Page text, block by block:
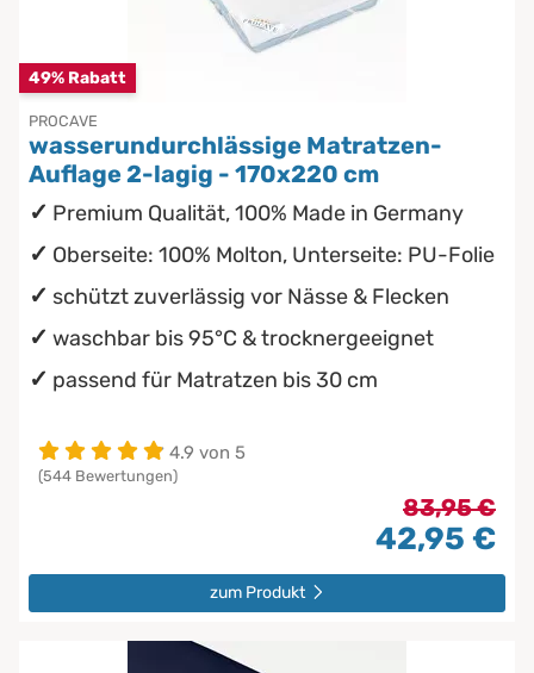
49% Rabatt
PROCAVE
wasserundurchlässige Matratzen-
Auflage 2-lagig - 170x220 cm
Premium Qualität, 100% Made in Germany
Oberseite: 100% Molton, Unterseite: PU-Folie
schützt zuverlässig vor Nässe & Flecken
waschbar bis 95°C & trocknergeeignet
passend für Matratzen bis 30 cm
4.9 von 5
(544 Bewertungen)
83,95 €
42,95 €
zum Produkt
wasserdichte Matratzenschoner
Babymatratzen
Antidekubitusmatratzen
Pflegematratzen
Matratzen nach Maß
Die beste Schlafposition finden
Die besten Sommerbettdecken
Die richtige Matratze kaufen